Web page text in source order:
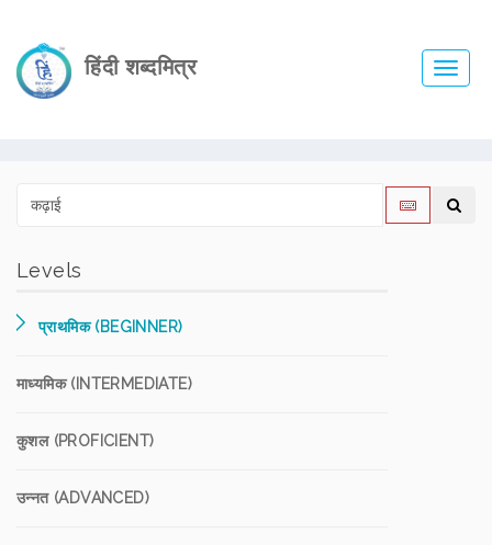
हिंदी शब्दमित्र
Levels
प्राथमिक (BEGINNER)
माध्यमिक (INTERMEDIATE)
कुशल (PROFICIENT)
उन्नत (ADVANCED)